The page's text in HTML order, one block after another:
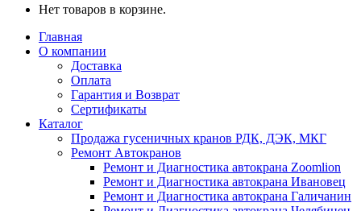
Нет товаров в корзине.
Главная
О компании
Доставка
Оплата
Гарантия и Возврат
Сертификаты
Каталог
Продажа гусеничных кранов РДК, ДЭК, МКГ
Ремонт Автокранов
Ремонт и Диагностика автокрана Zoomlion
Ремонт и Диагностика автокрана Ивановец
Ремонт и Диагностика автокрана Галичанин